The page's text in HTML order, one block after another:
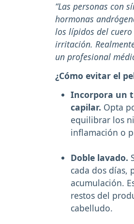
“Las personas con
hormonas
los lípidos del cuero
irritación.
un profesional
¿Cómo evitar el
Incorpora un
capilar. Opta
equilibrar los
inflamación o
Doble lavado.
cada dos días,
acumulación.
restos del
cabelludo.